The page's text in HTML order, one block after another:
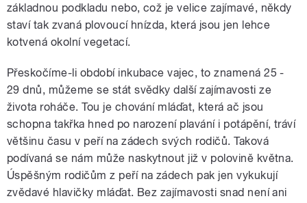
základnou podkladu nebo, což je velice zajímavé, někdy
staví tak zvaná plovoucí hnízda, která jsou jen lehce
kotvená okolní vegetací.
Přeskočíme-li období inkubace vajec, to znamená 25 -
29 dnů, můžeme se stát svědky další zajímavosti ze
života roháče. Tou je chování mláďat, která ač jsou
schopna takřka hned po narození plavání i potápění, tráví
většinu času v peří na zádech svých rodičů. Taková
podívaná se nám může naskytnout již v polovině května.
Úspěšným rodičům z peří na zádech pak jen vykukují
zvědavé hlavičky mláďat. Bez zajímavosti snad není ani